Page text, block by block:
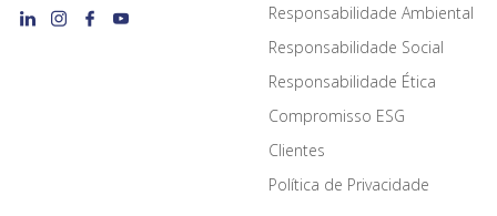
Responsabilidade Ambiental
Responsabilidade Social
Responsabilidade Ética
Compromisso ESG
Clientes
Política de Privacidade